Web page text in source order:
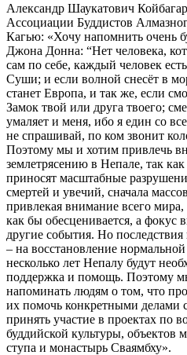
Александр Шаукатович
Ассоциации Буддистов
Кагью: «Хочу напомнить очень
Джона Донна: “Нет человека,
сам по себе, каждый человек
Суши; и если волной снесёт в
станет Европа, и так же, если
Замок твой или друга твоего;
умаляет и меня, ибо я един со
не спрашивай, по ком звонит
Поэтому мы и хотим привлечь
землетрясению в Непале, так
приносят масштабные
смертей и увечий, сначала
привлекая внимание всего
как бы обесценивается, а фокус
другие события. Но последствия
– на восстановление
несколько лет Непалу будут
поддержка и помощь. Поэтому
напоминать людям о том, что
их помочь конкретными делами
принять участие в проектах по
буддийской культуры, объектов
ступа и монастырь Сваямбху».